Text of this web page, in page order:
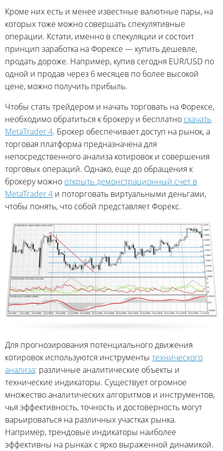
Кроме них есть и менее известные валютные пары, на
которых тоже можно совершать спекулятивные
операции. Кстати, именно в спекуляции и состоит
принцип заработка на Форексе — купить дешевле,
продать дороже. Например, купив сегодня EUR/USD по
одной и продав через 6 месяцев по более высокой
цене, можно получить прибыль.
Чтобы стать трейдером и начать торговать на Форексе,
необходимо обратиться к брокеру и бесплатно скачать
MetaTrader 4. Брокер обеспечивает доступ на рынок, а
торговая платформа предназначена для
непосредственного анализа котировок и совершения
торговых операций. Однако, еще до обращения к
брокеру можно открыть демонстрационный счет в
MetaTrader 4 и поторговать виртуальными деньгами,
чтобы понять, что собой представляет Форекс.
Для прогнозирования потенциального движения
котировок используются инструменты технического
анализа: различные аналитические объекты и
технические индикаторы. Существует огромное
множество аналитических алгоритмов и инструментов,
чья эффективность, точность и достоверность могут
варьироваться на различных участках рынка.
Например, трендовые индикаторы наиболее
эффективны на рынках с ярко выраженной динамикой.